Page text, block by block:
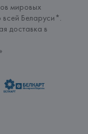
мировых
всей Беларуси*.
доставка в
»